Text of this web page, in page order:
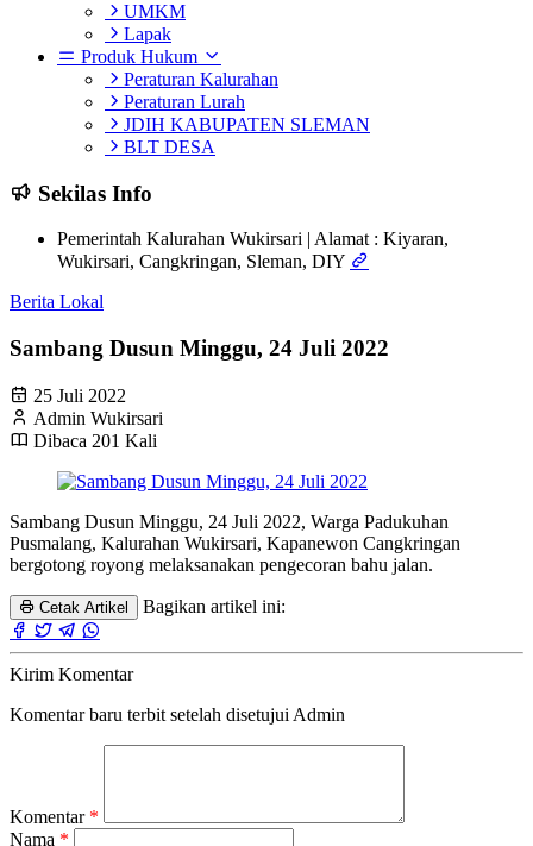
UMKM
Lapak
Produk Hukum
Peraturan Kalurahan
Peraturan Lurah
JDIH KABUPATEN SLEMAN
BLT DESA
Sekilas Info
Pemerintah Kalurahan Wukirsari | Alamat : Kiyaran,
Wukirsari, Cangkringan, Sleman, DIY
Berita Lokal
Sambang Dusun Minggu, 24 Juli 2022
25 Juli 2022
Admin Wukirsari
Dibaca 201 Kali
Sambang Dusun Minggu, 24 Juli 2022, Warga Padukuhan
Pusmalang, Kalurahan Wukirsari, Kapanewon Cangkringan
bergotong royong melaksanakan pengecoran bahu jalan.
Cetak Artikel Bagikan artikel ini:
Kirim Komentar
Komentar baru terbit setelah disetujui Admin
Komentar *
Nama *